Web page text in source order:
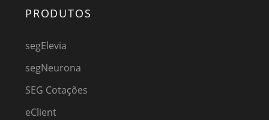
PRODUTOS
segElevia
segNeurona
SEG Cotações
eClient